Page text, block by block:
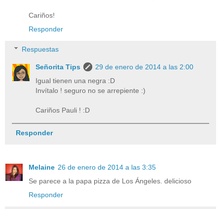
Cariños!
Responder
Respuestas
Señorita Tips
29 de enero de 2014 a las 2:00
Igual tienen una negra :D
Invítalo ! seguro no se arrepiente :)
Cariños Pauli ! :D
Responder
Melaine 26 de enero de 2014 a las 3:35
Se parece a la papa pizza de Los Ángeles. delicioso
Responder